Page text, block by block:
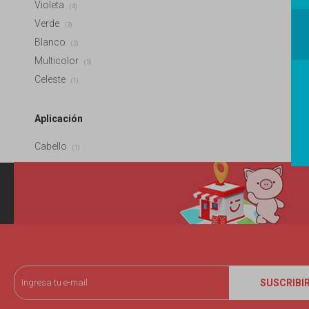
Violeta (4)
Verde (3)
Blanco (2)
Multicolor (5)
Celeste (1)
Aplicación
Cabello (1)